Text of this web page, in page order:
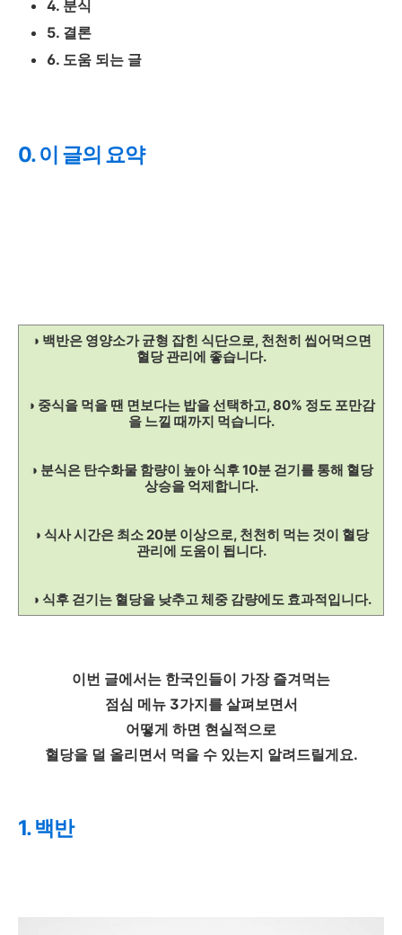
4. 분식
5. 결론
6. 도움 되는 글
0. 이 글의 요약
◑ 백반은 영양소가 균형 잡힌 식단으로, 천천히 씹어먹으면
혈당 관리에 좋습니다.
◑ 중식을 먹을 땐 면보다는 밥을 선택하고, 80% 정도 포만감
을 느낄 때까지 먹습니다.
◑ 분식은 탄수화물 함량이 높아 식후 10분 걷기를 통해 혈당
상승을 억제합니다.
◑ 식사 시간은 최소 20분 이상으로, 천천히 먹는 것이 혈당
관리에 도움이 됩니다.
◑ 식후 걷기는 혈당을 낮추고 체중 감량에도 효과적입니다.
이번 글에서는 한국인들이 가장 즐겨먹는
점심 메뉴 3가지를 살펴보면서
어떻게 하면 현실적으로
혈당을 덜 올리면서 먹을 수 있는지 알려드릴게요.
1. 백반